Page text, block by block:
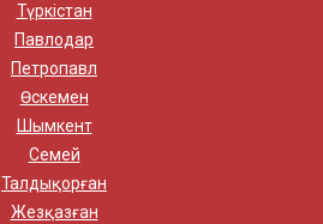
Түркістан
Павлодар
Петропавл
Өскемен
Шымкент
Семей
Талдықорған
Жезқазған